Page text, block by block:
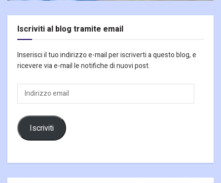
Iscriviti al blog tramite email
Inserisci il tuo indirizzo e-mail per iscriverti a questo blog, e
ricevere via e-mail le notifiche di nuovi post.
Indirizzo
email
Iscriviti